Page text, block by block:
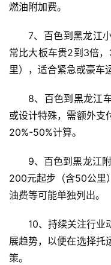
燃油附加费。
7、百色到黑龙江
常比大板车贵2到3倍
里），适合紧急或豪车
8、百色到黑龙江
或设计特殊，需额外支
20%-50%计算。
9、百色到黑龙江
200元起步（含50公里
油费等可能单独列出。
10、持续关注行业
展趋势，以便在选择托
策。